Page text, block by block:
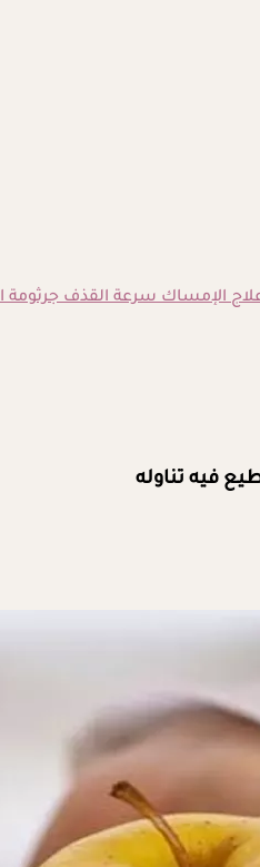
الإمساكسرعة القذفجرثومة
فيه تناوله